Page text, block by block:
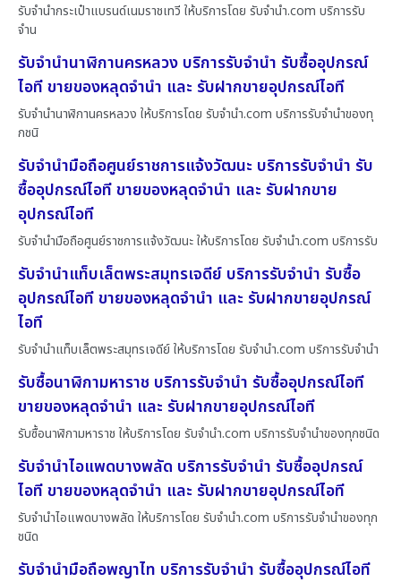
รับจำนำกระเป๋าแบรนด์เนมราชเทวี ให้บริการโดย รับจํานํา.com บริการรับ
จำน
รับจำนำนาฬิกานครหลวง บริการรับจำนำ รับซื้ออุปกรณ์
ไอที ขายของหลุดจำนำ และ รับฝากขายอุปกรณ์ไอที
รับจำนำนาฬิกานครหลวง ให้บริการโดย รับจํานํา.com บริการรับจำนำของทุ
กชนิ
รับจำนำมือถือศูนย์ราชการแจ้งวัฒนะ บริการรับจำนำ รับ
ซื้ออุปกรณ์ไอที ขายของหลุดจำนำ และ รับฝากขาย
อุปกรณ์ไอที
รับจำนำมือถือศูนย์ราชการแจ้งวัฒนะ ให้บริการโดย รับจํานํา.com บริการรับ
รับจำนำแท็บเล็ตพระสมุทรเจดีย์ บริการรับจำนำ รับซื้อ
อุปกรณ์ไอที ขายของหลุดจำนำ และ รับฝากขายอุปกรณ์
ไอที
รับจำนำแท็บเล็ตพระสมุทรเจดีย์ ให้บริการโดย รับจํานํา.com บริการรับจำนำ
รับซื้อนาฬิกามหาราช บริการรับจำนำ รับซื้ออุปกรณ์ไอที
ขายของหลุดจำนำ และ รับฝากขายอุปกรณ์ไอที
รับซื้อนาฬิกามหาราช ให้บริการโดย รับจํานํา.com บริการรับจำนำของทุกชนิด
รับจำนำไอแพดบางพลัด บริการรับจำนำ รับซื้ออุปกรณ์
ไอที ขายของหลุดจำนำ และ รับฝากขายอุปกรณ์ไอที
รับจำนำไอแพดบางพลัด ให้บริการโดย รับจํานํา.com บริการรับจำนำของทุก
ชนิด
รับจำนำมือถือพญาไท บริการรับจำนำ รับซื้ออุปกรณ์ไอที